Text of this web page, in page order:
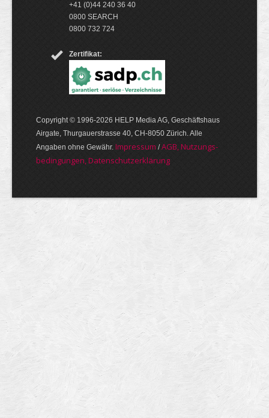
+41 (0)44 240 36 40
0800 SEARCH
0800 732 724
Zertifikat:
Copyright © 1996-2026 HELP Media AG, Geschäftshaus
Airgate, Thurgauer­strasse 40, CH-8050 Zürich. Alle
Angaben ohne Gewähr. Im­pres­sum /AGB, Nut­zungs­
bedin­gungen, Daten­schutz­er­klärung